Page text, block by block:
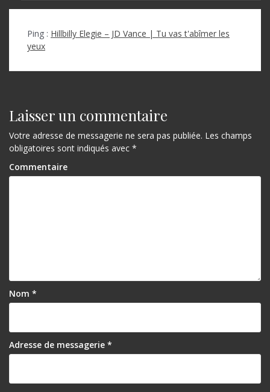
c
Ping : Hillbilly Elegie – JD Vance | Tu vas t'abîmer les
yeux
Laisser un commentaire
Votre adresse de messagerie ne sera pas publiée. Les champs
obligatoires sont indiqués avec *
Commentaire
Nom *
Adresse de messagerie *